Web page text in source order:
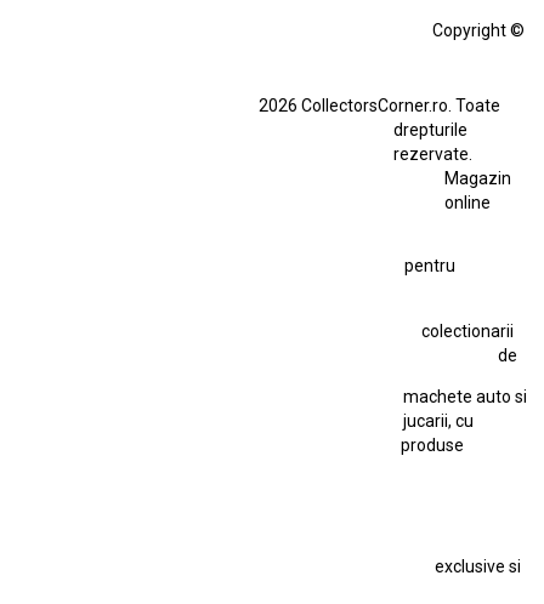
Copyright ©
2026 CollectorsCorner.ro. Toate
drepturile
rezervate.
Magazin
online
pentru
colectionarii
de
machete auto si
jucarii, cu
produse
exclusive si